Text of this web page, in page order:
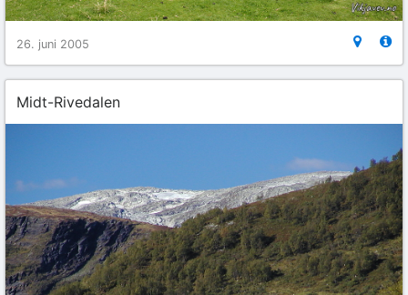
26. juni 2005
Midt-Rivedalen